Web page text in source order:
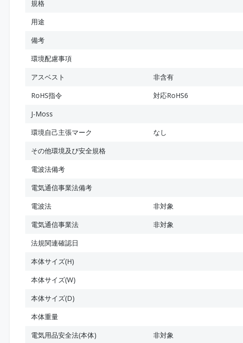
規格
用途
備考
環境配慮事項
アスベスト
非含有
RoHS指令
対応RoHS6
J-Moss
環境自己主張マーク
なし
その他環境及び安全規格
電波法備考
電気通信事業法備考
電波法
非対象
電気通信事業法
非対象
法規関連確認日
本体サイズ(H)
本体サイズ(W)
本体サイズ(D)
本体重量
電気用品安全法(本体)
非対象